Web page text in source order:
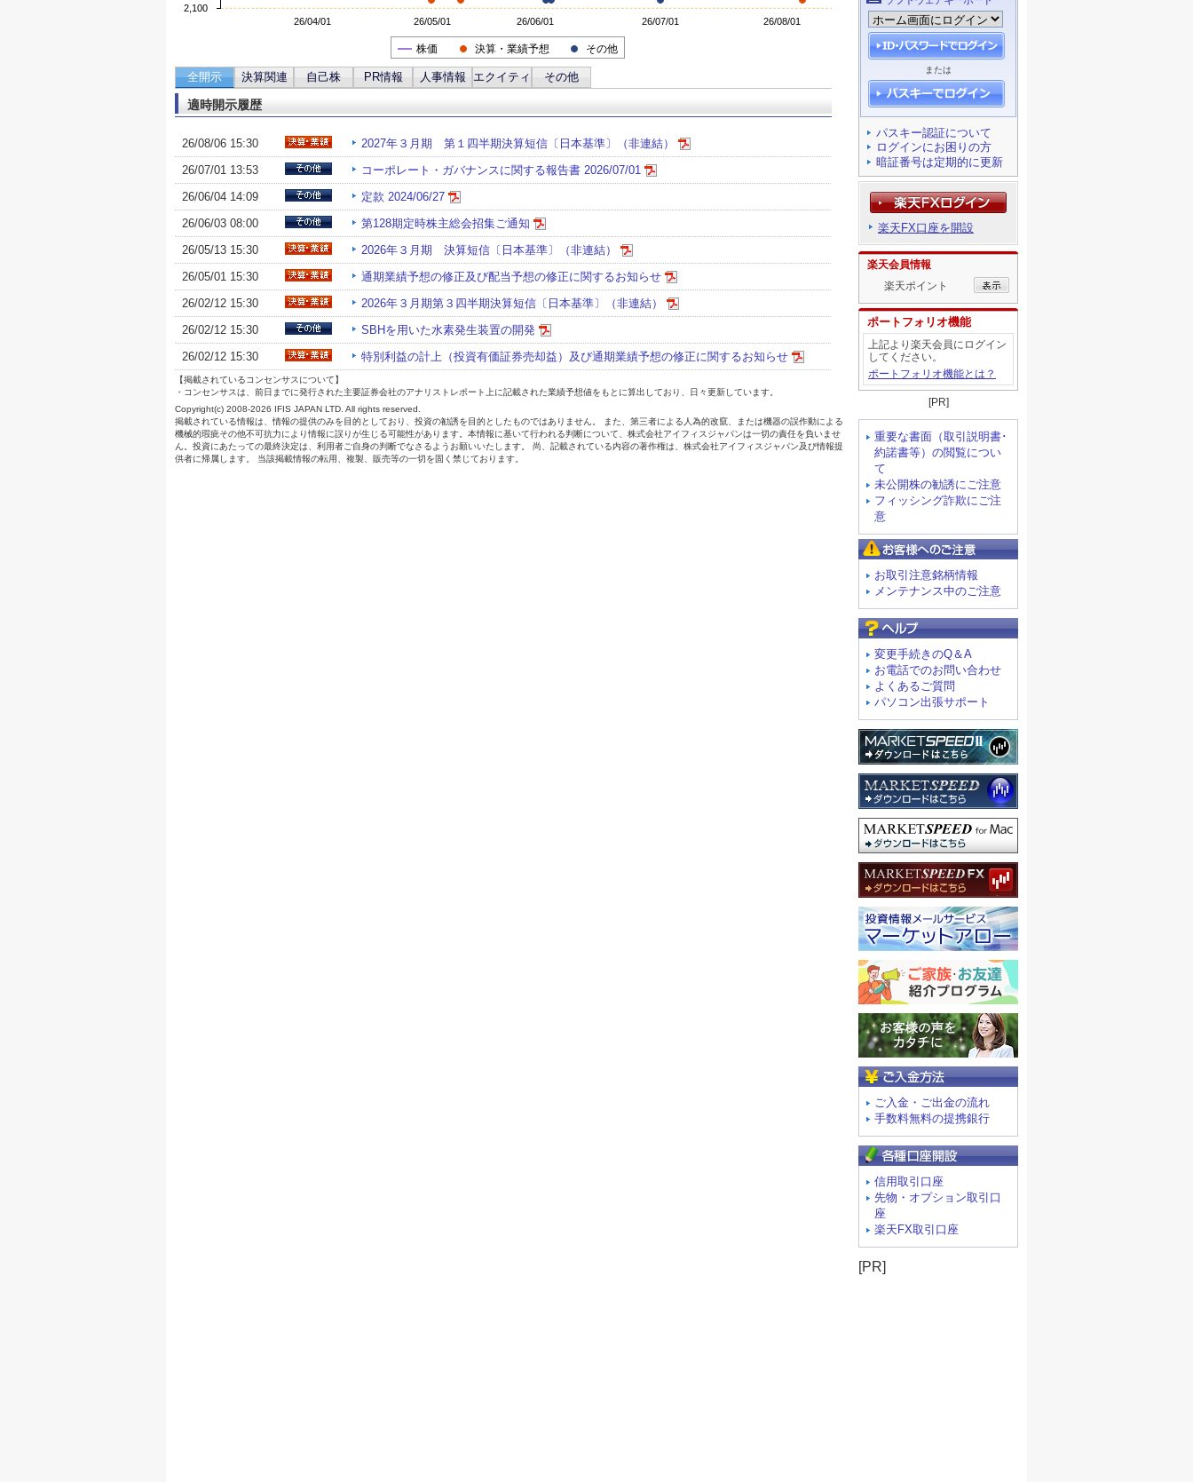
または
パスキー認証について
ログインにお困りの方
暗証番号は定期的に更新
楽天FX口座を開設
楽天会員情報
楽天ポイント
ポートフォリオ機能
上記より楽天会員にログイン
してください。
ポートフォリオ機能とは？
[PR]
重要な書面（取引説明書･
約諾書等）の閲覧につい
て
未公開株の勧誘にご注意
フィッシング詐欺にご注
意
お取引注意銘柄情報
メンテナンス中のご注意
変更手続きのQ＆A
お電話でのお問い合わせ
よくあるご質問
パソコン出張サポート
ご入金・ご出金の流れ
手数料無料の提携銀行
信用取引口座
先物・オプション取引口
座
楽天FX取引口座
[PR]